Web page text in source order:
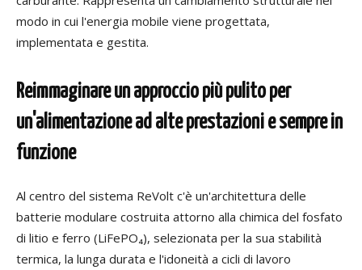
modo in cui l'energia mobile viene progettata,
implementata e gestita.
Reimmaginare un approccio più pulito per
un'alimentazione ad alte prestazioni e sempre in
funzione
Al centro del sistema ReVolt c'è un'architettura delle
batterie modulare costruita attorno alla chimica del fosfato
di litio e ferro (LiFePO₄), selezionata per la sua stabilità
termica, la lunga durata e l'idoneità a cicli di lavoro